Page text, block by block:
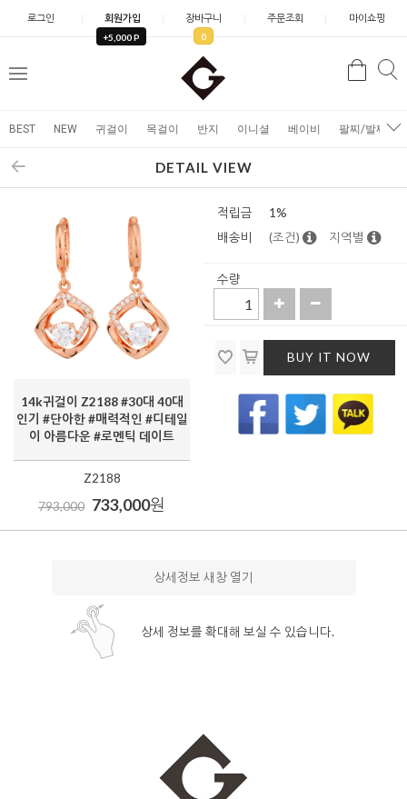
로그인 회원가입
+5,000 P
장바구니
0
주문조회 마이쇼핑
메
검
BEST NEW 귀걸이 목걸이 반지 이니셜 베이비 팔찌/발찌
DETAIL VIEW
14k귀걸이 Z2188 #30대 40대
인기 #단아한 #매력적인 #디테일
이 아름다운 #로멘틱 데이트
Z2188
793,000 733,000원
적립금
1%
배송비
(조건) 지역별
수량
BUY IT NOW
상세정보 새창 열기
상세 정보를 확대해 보실 수 있습니다.